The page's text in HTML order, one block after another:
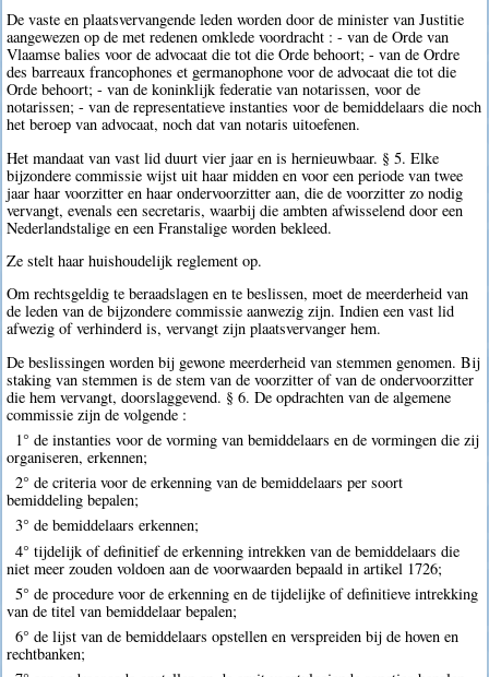
De vaste en plaatsvervangende leden worden door de minister van Justitie
aangewezen op de met redenen omklede voordracht : - van de Orde van
Vlaamse balies voor de advocaat die tot die Orde behoort; - van de Ordre
des barreaux francophones et germanophone voor de advocaat die tot die
Orde behoort; - van de koninklijk federatie van notarissen, voor de
notarissen; - van de representatieve instanties voor de bemiddelaars die noch
het beroep van advocaat, noch dat van notaris uitoefenen.
Het mandaat van vast lid duurt vier jaar en is hernieuwbaar. § 5. Elke
bijzondere commissie wijst uit haar midden en voor een periode van twee
jaar haar voorzitter en haar ondervoorzitter aan, die de voorzitter zo nodig
vervangt, evenals een secretaris, waarbij die ambten afwisselend door een
Nederlandstalige en een Franstalige worden bekleed.
Ze stelt haar huishoudelijk reglement op.
Om rechtsgeldig te beraadslagen en te beslissen, moet de meerderheid van
de leden van de bijzondere commissie aanwezig zijn. Indien een vast lid
afwezig of verhinderd is, vervangt zijn plaatsvervanger hem.
De beslissingen worden bij gewone meerderheid van stemmen genomen. Bij
staking van stemmen is de stem van de voorzitter of van de ondervoorzitter
die hem vervangt, doorslaggevend. § 6. De opdrachten van de algemene
commissie zijn de volgende :
1° de instanties voor de vorming van bemiddelaars en de vormingen die zij
organiseren, erkennen;
2° de criteria voor de erkenning van de bemiddelaars per soort
bemiddeling bepalen;
3° de bemiddelaars erkennen;
4° tijdelijk of definitief de erkenning intrekken van de bemiddelaars die
niet meer zouden voldoen aan de voorwaarden bepaald in artikel 1726;
5° de procedure voor de erkenning en de tijdelijke of definitieve intrekking
van de titel van bemiddelaar bepalen;
6° de lijst van de bemiddelaars opstellen en verspreiden bij de hoven en
rechtbanken;